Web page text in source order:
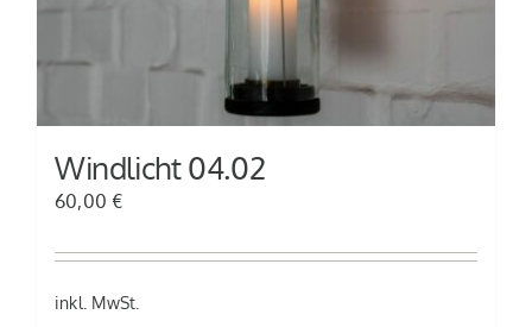
der
Produktseite
gewählt
werden
Windlicht 04.02
60,00 €
inkl. MwSt.